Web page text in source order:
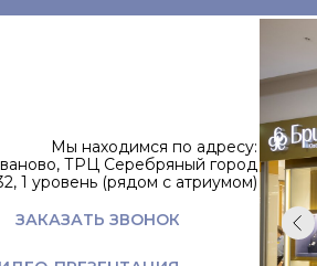
Мы находимся по адресу:
ТРЦ Серебряный город
1 уровень (рядом с атриумом)
ЗАКАЗАТЬ ЗВОНОК